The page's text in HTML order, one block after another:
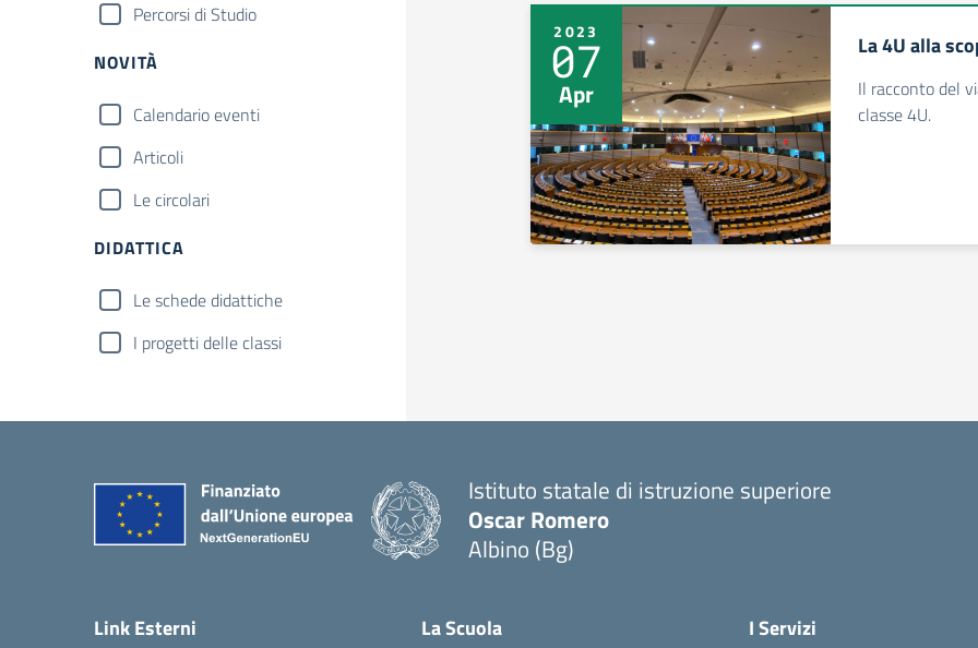
Percorsi di Studio
NOVITÀ
Calendario eventi
Articoli
Le circolari
DIDATTICA
Le schede didattiche
I progetti delle classi
2023
07
Apr
La 4U alla
Il racconto del
classe 4U.
Istituto statale di istruzione superiore
Oscar Romero
Albino (Bg)
Link Esterni La Scuola I Servizi